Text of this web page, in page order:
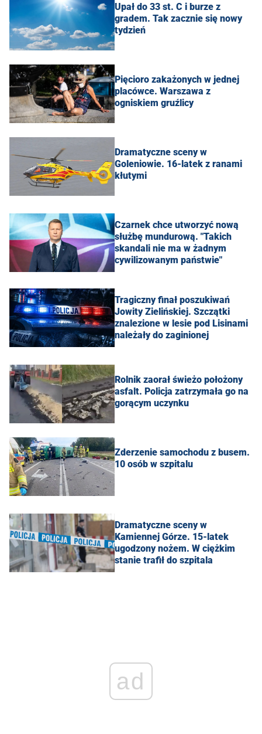
Upał do 33 st. C i burze z
gradem. Tak zacznie się nowy
tydzień
Pięcioro zakażonych w jednej
placówce. Warszawa z
ogniskiem gruźlicy
Dramatyczne sceny w
Goleniowie. 16-latek z ranami
kłutymi
Czarnek chce utworzyć nową
służbę mundurową. "Takich
skandali nie ma w żadnym
cywilizowanym państwie"
Tragiczny finał poszukiwań
Jowity Zielińskiej. Szczątki
znalezione w lesie pod Lisinami
należały do zaginionej
Rolnik zaorał świeżo położony
asfalt. Policja zatrzymała go na
gorącym uczynku
Zderzenie samochodu z busem.
10 osób w szpitalu
Dramatyczne sceny w
Kamiennej Górze. 15-latek
ugodzony nożem. W ciężkim
stanie trafił do szpitala
ad